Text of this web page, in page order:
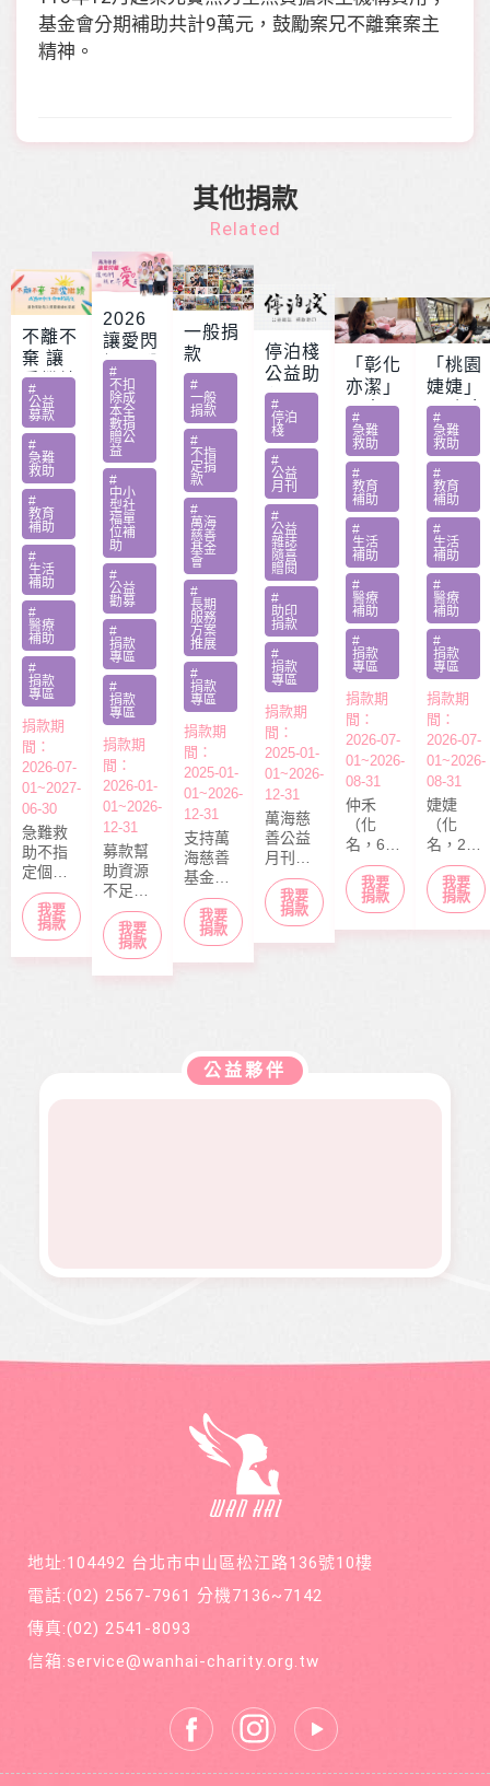
基金會分期補助共計9萬元，鼓勵案兄不離棄案主
精神。
其他捐款
Related
不離不
棄 讓
愛繼續
– 急難
家庭扶
助專案
#
公益
募款
#
急難
救助
#
教育
補助
#
生活
補助
#
醫療
補助
#
捐款
專區
捐款期
間：
2026-07-
01~2027-
06-30
急難救
助不指
定個案
捐款，
募款所
得幫助
我要
捐款
2026
讓愛閃
耀 – 公
益服務
方案補
助專案
勸募活
動指定
捐款
#
不扣
除成
本全
數捐
贈公
益
#
中小
型社
福單
位補
助
#
公益
勸募
#
捐款
專區
#
捐款
專區
捐款期
間：
2026-01-
01~2026-
12-31
募款幫
助資源
不足的
中小型
社福單
位，協
我要
捐款
一般捐
款
#
一般
捐款
#
不指
定捐
款
#
萬海
慈善
基金
會
#
長期
服務
方案
推展
#
捐款
專區
捐款期
間：
2025-01-
01~2026-
12-31
支持萬
海慈善
基金會
長期性
服務方
案推
務工
作，如
我要
捐款
停泊棧
公益助
印
#
停泊
棧
#
公益
月刊
#
公益
雜誌
隨喜
贈閱
#
助印
捐款
#
捐款
專區
捐款期
間：
2025-01-
01~2026-
12-31
萬海慈
善公益
月刊
「停泊
棧」於
每月10
靈、健
康、人
年12期
萬海航
運慈善
基金會
在公益
同打造
善循環
的美麗
我要
捐款
「彰化
亦潔」
男童骨
肉癌截
肢化療
受暴單
親媽照
顧陷困
#
急難
救助
#
教育
補助
#
生活
補助
#
醫療
補助
#
捐款
專區
捐款期
間：
2026-07-
01~2026-
08-31
仲禾
（化
名，6
歲），
本該快
快樂樂
短幾個
我要
捐款
「桃園
婕婕」
20歲女
罹肺部
罕病
父兼多
份工愁
醫費
#
急難
救助
#
教育
補助
#
生活
補助
#
醫療
補助
#
捐款
專區
捐款期
間：
2026-07-
01~2026-
08-31
婕婕
（化
名，20
歲）今
年6月底
剛從商
開朗，
我要
捐款
公益夥伴
地址:104492 台北市中山區松江路136號10樓
電話:(02) 2567-7961 分機7136~7142
傳真:(02) 2541-8093
信箱:service@wanhai-charity.org.tw